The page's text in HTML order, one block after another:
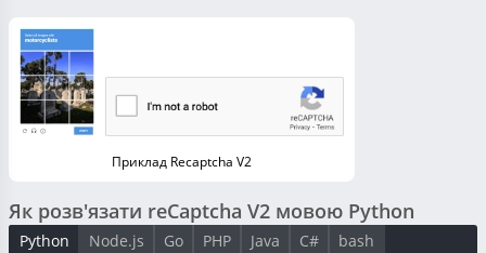
Приклад Recaptcha V2
Python Node.js Go PHP Java C# bash
Як розв'язати reCaptcha V2 мовою Python